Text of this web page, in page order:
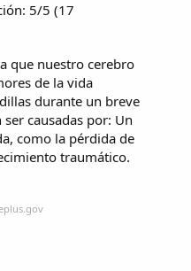
5/5 (17
que nuestro cerebro
de la vida
durante un breve
causadas por: Un
como la pérdida de
traumático.